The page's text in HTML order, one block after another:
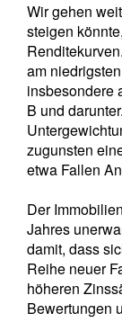
Wir gehen
steigen
am
insbesondere
B und
zugunsten
etwa Fallen
Der
Jahres
damit, dass
Reihe neuer
höheren
Bewertungen